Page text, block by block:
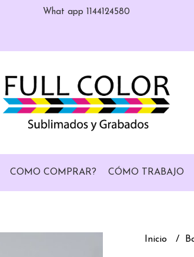
What app 1144124580
COMO COMPRAR? CÓMO TRABAJO
Inicio